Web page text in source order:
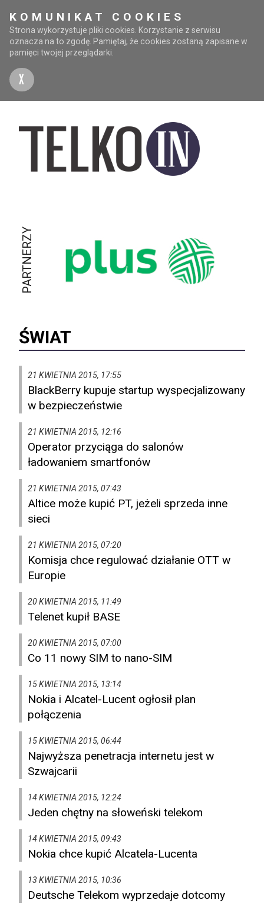
KOMUNIKAT COOKIES
Strona wykorzystuje pliki cookies. Korzystanie z serwisu
oznacza na to zgodę. Pamiętaj, że cookies zostaną zapisane w
pamięci twojej przeglądarki.
X
PARTNERZY
ŚWIAT
21 KWIETNIA 2015, 17:55
BlackBerry kupuje startup wyspecjalizowany
w bezpieczeństwie
21 KWIETNIA 2015, 12:16
Operator przyciąga do salonów
ładowaniem smartfonów
21 KWIETNIA 2015, 07:43
Altice może kupić PT, jeżeli sprzeda inne
sieci
21 KWIETNIA 2015, 07:20
Komisja chce regulować działanie OTT w
Europie
20 KWIETNIA 2015, 11:49
Telenet kupił BASE
20 KWIETNIA 2015, 07:00
Co 11 nowy SIM to nano-SIM
15 KWIETNIA 2015, 13:14
Nokia i Alcatel-Lucent ogłosił plan
połączenia
15 KWIETNIA 2015, 06:44
Najwyższa penetracja internetu jest w
Szwajcarii
14 KWIETNIA 2015, 12:24
Jeden chętny na słoweński telekom
14 KWIETNIA 2015, 09:43
Nokia chce kupić Alcatela-Lucenta
13 KWIETNIA 2015, 10:36
Deutsche Telekom wyprzedaje dotcomy